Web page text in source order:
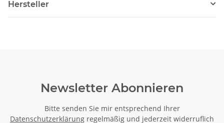
Hersteller
Newsletter Abonnieren
Bitte senden Sie mir entsprechend Ihrer
Datenschutzerklärung regelmäßig und jederzeit widerruflich